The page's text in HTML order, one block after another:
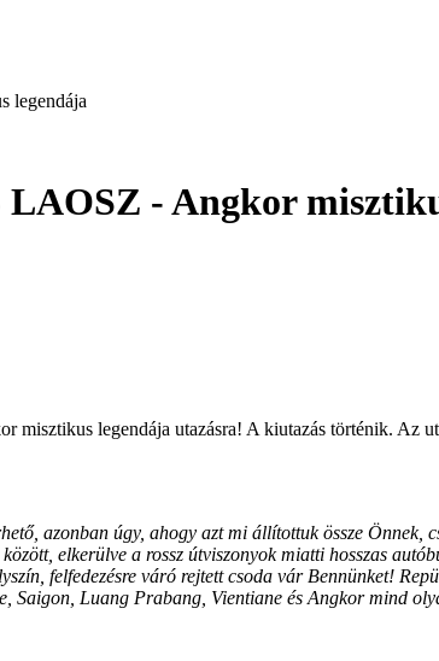
legendája
- Angkor
legendája utazásra! A kiutazás történik. Az
azonban úgy, ahogy azt mi állítottuk össze
elkerülve a rossz útviszonyok miatti hosszas
felfedezésre váró rejtett csoda vár Bennünket!
Luang Prabang, Vientiane és Angkor mind